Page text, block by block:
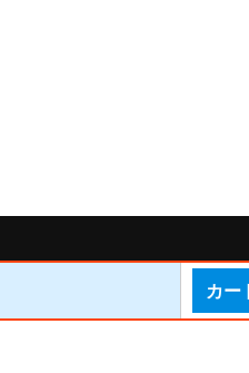
カー